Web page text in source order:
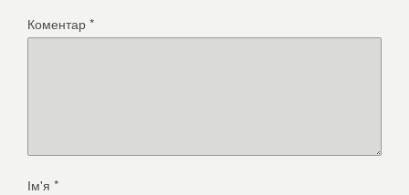
Коментар*
Ім'я *